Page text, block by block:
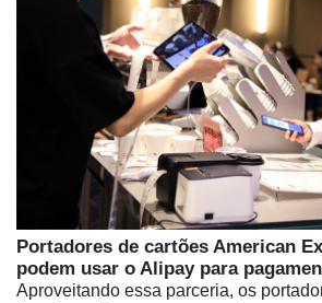
Portadores de cartões American
podem usar o Alipay para
Aproveitando essa parceria, os